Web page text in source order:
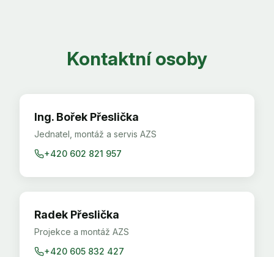
Kontaktní osoby
Ing. Bořek Přeslička
Jednatel, montáž a servis AZS
+420 602 821 957
Radek Přeslička
Projekce a montáž AZS
+420 605 832 427